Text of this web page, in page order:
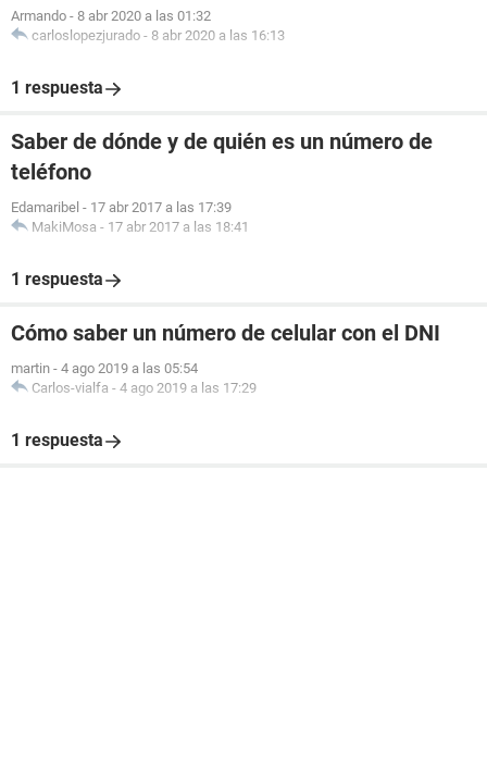
Armando - 8 abr 2020 a las 01:32
carloslopezjurado - 8 abr 2020 a las 16:13
1 respuesta
Saber de dónde y de quién es un número de
teléfono
Edamaribel - 17 abr 2017 a las 17:39
MakiMosa - 17 abr 2017 a las 18:41
1 respuesta
Cómo saber un número de celular con el DNI
martin - 4 ago 2019 a las 05:54
Carlos-vialfa - 4 ago 2019 a las 17:29
1 respuesta